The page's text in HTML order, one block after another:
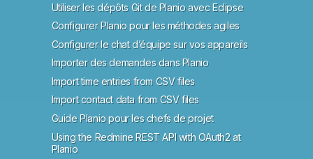
Utiliser les dépôts Git de Planio avec Eclipse
Configurer Planio pour les méthodes agiles
Configurer le chat d’équipe sur vos appareils
Importer des demandes dans Planio
Import time entries from CSV files
Import contact data from CSV files
Guide Planio pour les chefs de projet
Using the Redmine REST API with OAuth2 at
Planio